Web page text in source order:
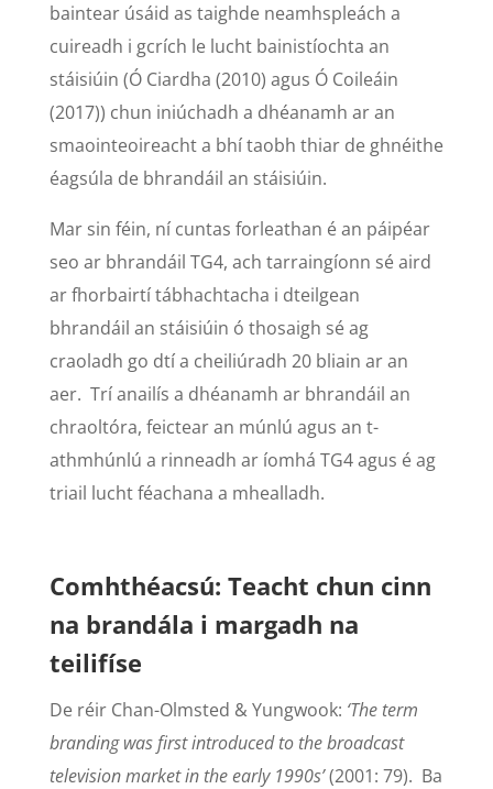
baintear úsáid as taighde neamhspleách a
cuireadh i gcrích le lucht bainistíochta an
stáisiúin (Ó Ciardha (2010) agus Ó Coileáin
(2017)) chun iniúchadh a dhéanamh ar an
smaointeoireacht a bhí taobh thiar de ghnéithe
éagsúla de bhrandáil an stáisiúin.
Mar sin féin, ní cuntas forleathan é an páipéar
seo ar bhrandáil TG4, ach tarraingíonn sé aird
ar fhorbairtí tábhachtacha i dteilgean
bhrandáil an stáisiúin ó thosaigh sé ag
craoladh go dtí a cheiliúradh 20 bliain ar an
aer. Trí anailís a dhéanamh ar bhrandáil an
chraoltóra, feictear an múnlú agus an t-
athmhúnlú a rinneadh ar íomhá TG4 agus é ag
triail lucht féachana a mhealladh.
Comhthéacsú: Teacht chun cinn
na brandála i margadh na
teilifíse
De réir Chan-Olmsted & Yungwook: ‘The term
branding was first introduced to the broadcast
television market in the early 1990s’(2001: 79). Ba